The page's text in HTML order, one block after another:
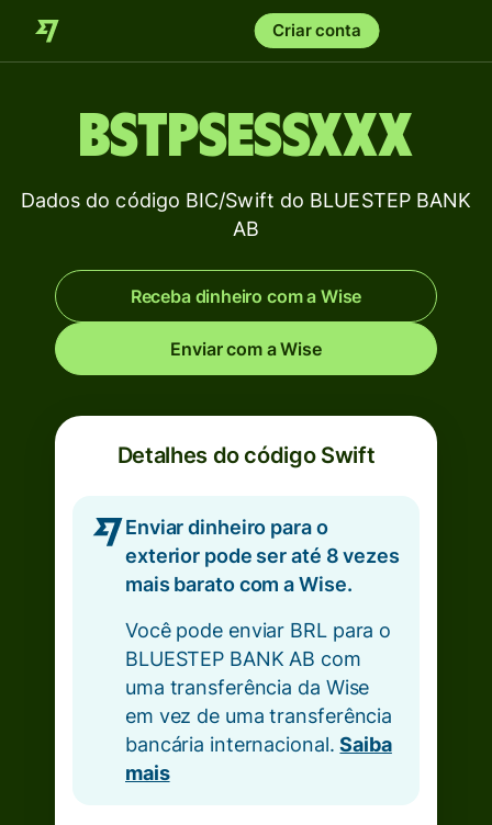
Criar conta
BSTPSESSXXX
Dados do código BIC/Swift do BLUESTEP BANK
AB
Receba dinheiro com a Wise
Enviar com a Wise
Detalhes do código Swift
Enviar dinheiro para o
exterior pode ser até 8 vezes
mais barato com a Wise.
Você pode enviar BRL para o
BLUESTEP BANK AB com
uma transferência da Wise
em vez de uma transferência
bancária internacional.Saiba
mais